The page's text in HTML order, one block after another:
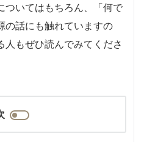
ついてはもちろん、「何で
の話にも触れていますの
人もぜひ読んでみてくださ